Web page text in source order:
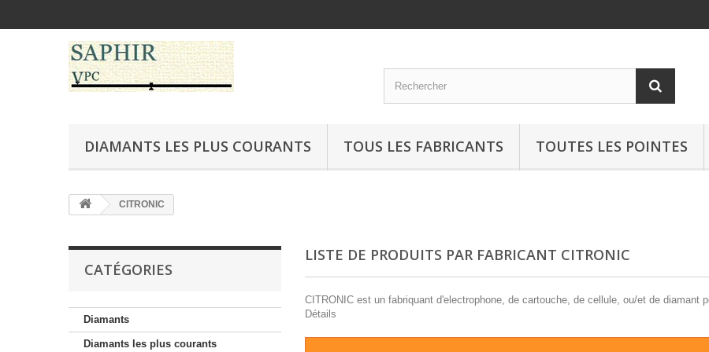
DIAMANTS LES PLUS COURANTS TOUS LES FABRICANTS TOUTES LES POINTES
CITRONIC
CATÉGORIES
Diamants
Diamants les plus courants
LISTE DE PRODUITS PAR FABRICANT CITRONIC
CITRONIC est un fabriquant d'electrophone, de cartouche, de cellule, ou/et de diamant
Détails